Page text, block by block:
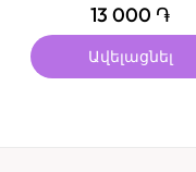
13 000 ֏
Ավելացնել